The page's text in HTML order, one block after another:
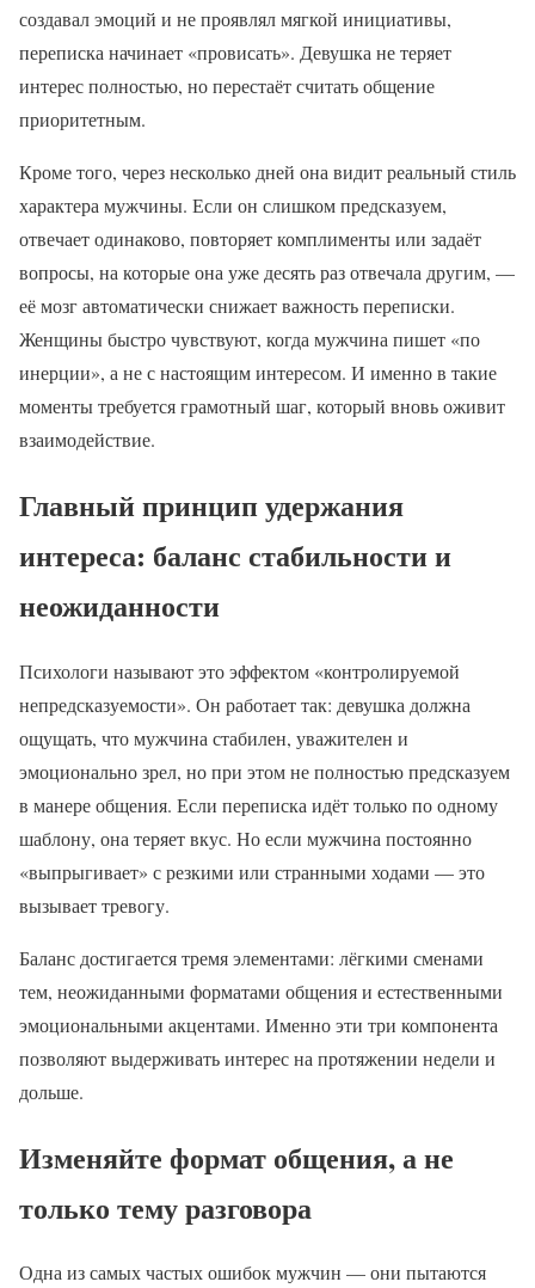
создавал эмоций и не проявлял мягкой инициативы,
переписка начинает «провисать». Девушка не теряет
интерес полностью, но перестаёт считать общение
приоритетным.
Кроме того, через несколько дней она видит реальный стиль
характера мужчины. Если он слишком предсказуем,
отвечает одинаково, повторяет комплименты или задаёт
вопросы, на которые она уже десять раз отвечала другим, —
её мозг автоматически снижает важность переписки.
Женщины быстро чувствуют, когда мужчина пишет «по
инерции», а не с настоящим интересом. И именно в такие
моменты требуется грамотный шаг, который вновь оживит
взаимодействие.
Главный принцип удержания
интереса: баланс стабильности и
неожиданности
Психологи называют это эффектом «контролируемой
непредсказуемости». Он работает так: девушка должна
ощущать, что мужчина стабилен, уважителен и
эмоционально зрел, но при этом не полностью предсказуем
в манере общения. Если переписка идёт только по одному
шаблону, она теряет вкус. Но если мужчина постоянно
«выпрыгивает» с резкими или странными ходами — это
вызывает тревогу.
Баланс достигается тремя элементами: лёгкими сменами
тем, неожиданными форматами общения и естественными
эмоциональными акцентами. Именно эти три компонента
позволяют выдерживать интерес на протяжении недели и
дольше.
Изменяйте формат общения, а не
только тему разговора
Одна из самых частых ошибок мужчин — они пытаются